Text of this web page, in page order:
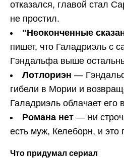
отказался, главой стал
не простил.
"Неоконченные
пишет, что Галадриэль с
Гэндальфа выше
Лотлориэн —
гибели в Мории и
Галадриэль облачает его
Романа нет — ни
есть муж, Келеборн, и это
Что придумал сериал